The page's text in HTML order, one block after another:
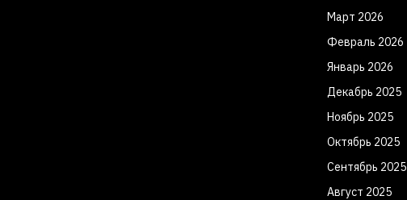
Март 2026
Февраль 2026
Январь 2026
Декабрь 2025
Ноябрь 2025
Октябрь 2025
Сентябрь 2025
Август 2025